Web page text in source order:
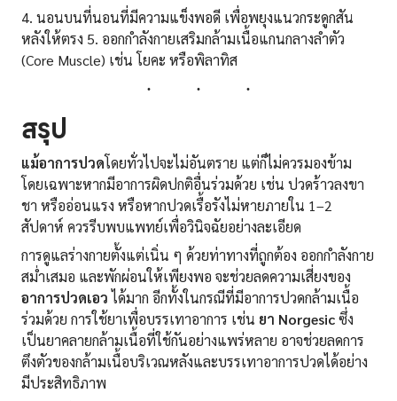
4. นอนบนที่นอนที่มีความแข็งพอดี เพื่อพยุงแนวกระดูกสัน
หลังให้ตรง 5. ออกกำลังกายเสริมกล้ามเนื้อแกนกลางลำตัว
(Core Muscle) เช่น โยคะ หรือพิลาทิส
สรุป
แม้อาการปวดโดยทั่วไปจะไม่อันตราย แต่ก็ไม่ควรมองข้าม
โดยเฉพาะหากมีอาการผิดปกติอื่นร่วมด้วย เช่น ปวดร้าวลงขา
ชา หรืออ่อนแรง หรือหากปวดเรื้อรังไม่หายภายใน 1–2
สัปดาห์ ควรรีบพบแพทย์เพื่อวินิจฉัยอย่างละเอียด
การดูแลร่างกายตั้งแต่เนิ่น ๆ ด้วยท่าทางที่ถูกต้อง ออกกำลังกาย
สม่ำเสมอ และพักผ่อนให้เพียงพอ จะช่วยลดความเสี่ยงของ
อาการปวดเอวได้มาก อีกทั้งในกรณีที่มีอาการปวดกล้ามเนื้อ
ร่วมด้วย การใช้ยาเพื่อบรรเทาอาการ เช่น ยา Norgesicซึ่ง
เป็นยาคลายกล้ามเนื้อที่ใช้กันอย่างแพร่หลาย อาจช่วยลดการ
ตึงตัวของกล้ามเนื้อบริเวณหลังและบรรเทาอาการปวดได้อย่าง
มีประสิทธิภาพ